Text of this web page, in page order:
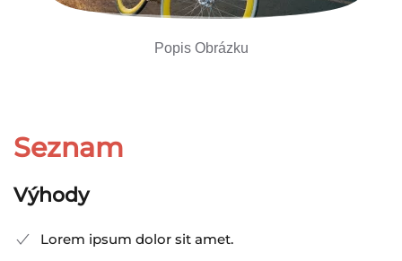
Popis Obrázku
Seznam
Výhody
Lorem ipsum dolor sit amet.